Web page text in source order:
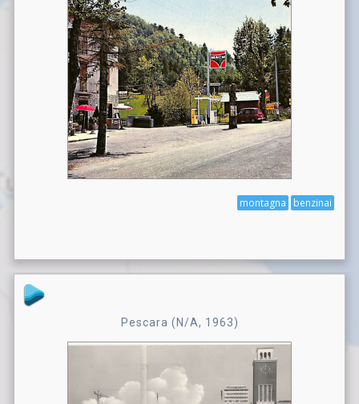
benzinai
montagna
Pescara (N/A, 1963)